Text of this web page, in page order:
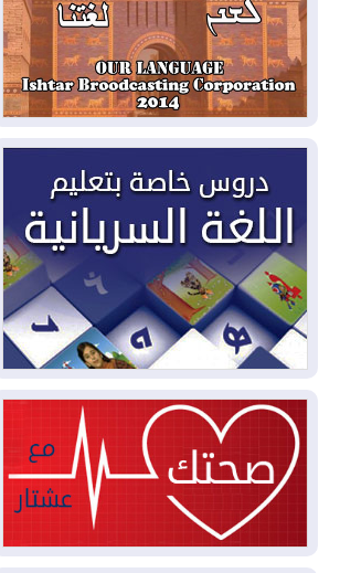
2026-08-04بيترو يشكو تزوير الانتخابات
الرئاسية ويحذر من "حرب أهلية" في
كولومبيا
2026-08-03رئيس إقليم كوردستان في
2026-08-03العراق يؤكد مجدداً التزامه
بمنع الهجمات على الدول المجاورة
2026-08-03العجز والاقتراض يطوقان
المالية العراقية.. اقتراض يتجاوز 3 تريليونات
دينار!
2026-08-03كوبا تغرق في الظلام مجددا
2026-08-03
أوامر بإجلاء 60 ألف شخص
بسبب الحرائق في ولاية واشنطن
2026-08-02
مشروع "حسابي" يُمهل
الموظفين حتى نهاية أغسطس لاستلام
بطاقاتهم المصرفية